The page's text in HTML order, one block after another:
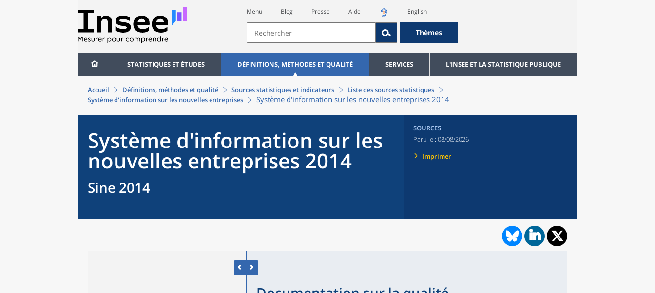
Menu Blog Presse Aide English
Thèmes
STATISTIQUES ET ÉTUDES DÉFINITIONS, MÉTHODES ET QUALITÉ SERVICES L'INSEE ET LA STATISTIQUE PUBLIQUE
Accueil Définitions, méthodes et qualité Sources statistiques et indicateurs
Liste des sources statistiques
Système d'information sur les nouvelles entreprises
Système d'information sur les nouvelles entreprises 2014
Système d'information sur les
nouvelles entreprises 2014
Sine 2014
SOURCES
Paru le : 08/08/2026
Imprimer